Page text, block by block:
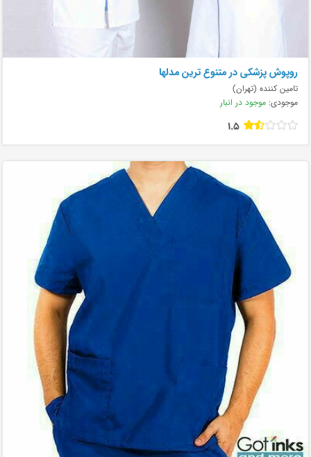
روپوش پزشکی در متنوع ترین مدلها
تامین کننده (تهران)
موجودی: موجود در انبار
1.5